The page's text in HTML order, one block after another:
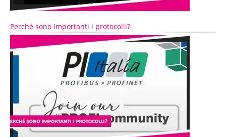
Perché sono importanti i protocolli?